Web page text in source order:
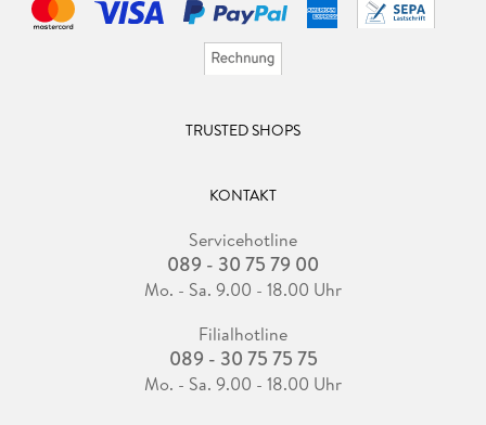
TRUSTED SHOPS
KONTAKT
Servicehotline
089 - 30 75 79 00
Mo. - Sa. 9.00 - 18.00 Uhr
Filialhotline
089 - 30 75 75 75
Mo. - Sa. 9.00 - 18.00 Uhr